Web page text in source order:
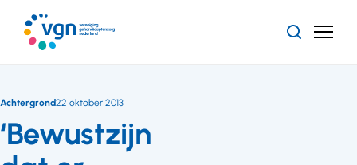
naar
hoofdinhoud
ZoekenMenu
‘Bewustzijn
Achtergrond22 oktober 2013